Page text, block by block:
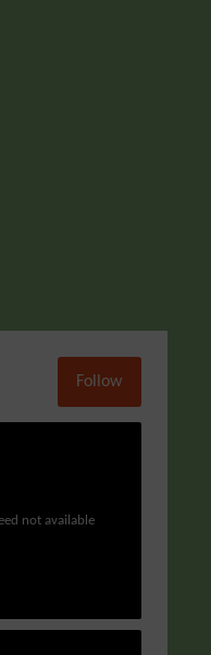
Follow
not available